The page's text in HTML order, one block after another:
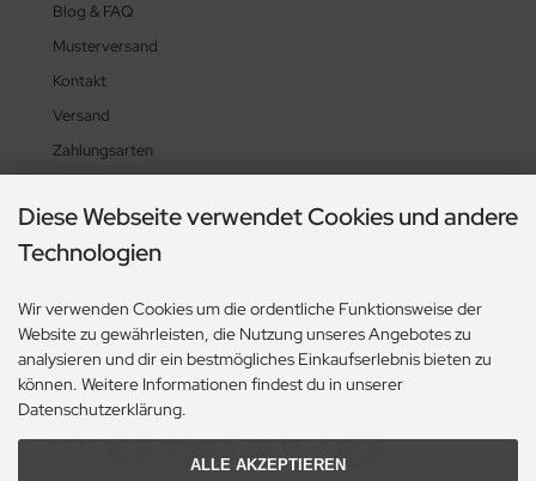
Blog & FAQ
Musterversand
Kontakt
Versand
Zahlungsarten
Zahlungsmethoden
Social Media
Diese Webseite verwendet Cookies und andere
Technologien
Wir verwenden Cookies um die ordentliche Funktionsweise der
Website zu gewährleisten, die Nutzung unseres Angebotes zu
analysieren und dir ein bestmögliches Einkaufserlebnis bieten zu
können. Weitere Informationen findest du in unserer
Datenschutzerklärung.
ALLE AKZEPTIEREN